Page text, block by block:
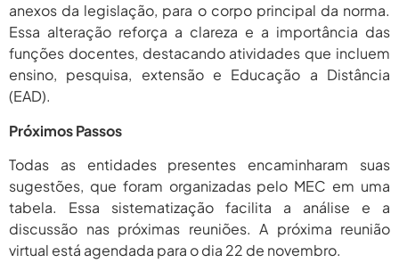
anexos da legislação, para o corpo principal da norma.
Essa alteração reforça a clareza e a importância das
funções docentes, destacando atividades que incluem
ensino, pesquisa, extensão e Educação a Distância
(EAD).
Próximos Passos
Todas as entidades presentes encaminharam suas
sugestões, que foram organizadas pelo MEC em uma
tabela. Essa sistematização facilita a análise e a
discussão nas próximas reuniões. A próxima reunião
virtual está agendada para o dia 22 de novembro.